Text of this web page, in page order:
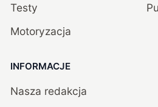
Testy
Motoryzacja
INFORMACJE
Nasza redakcja